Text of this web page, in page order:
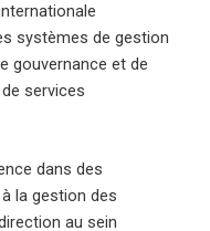
systèmes de gestion
gouvernance et de
services
dans des
la gestion des
au sein